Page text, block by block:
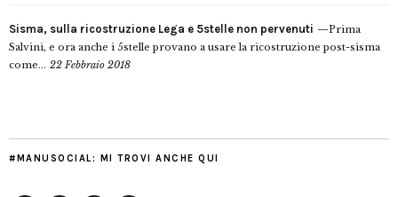
Sisma, sulla ricostruzione Lega e 5stelle non pervenuti
Prima
Salvini, e ora anche i 5stelle provano a usare la ricostruzione post-sisma
come... 22 Febbraio 2018
#MANUSOCIAL: MI TROVI ANCHE QUI